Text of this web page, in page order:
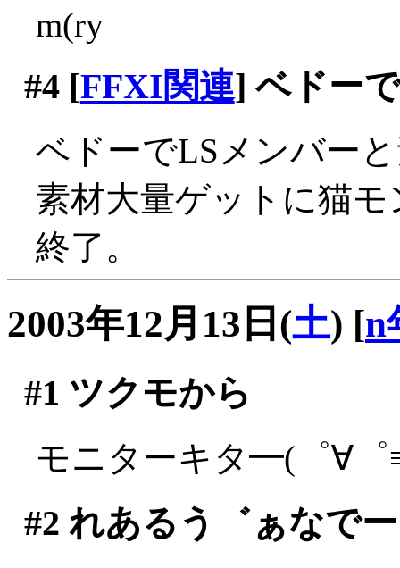
m(ry
#4[FFXI関連] ベドー
ベドーでLSメンバー
素材大量ゲットに猫
終了。
2003年12月13日(土) [n
#1 ツクモから
モニターキタ━(゜∀
#2 れあるう゛ぁなで